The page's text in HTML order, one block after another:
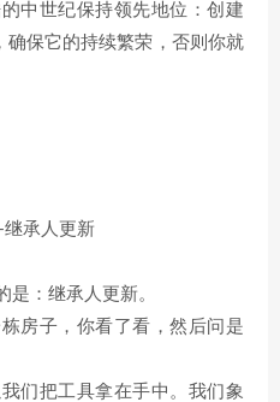
中世纪保持领先地位：创建
确保它的持续繁荣，否则你就
承人更新
是：继承人更新。
房子，你看了看，然后问是
们把工具拿在手中。我们象